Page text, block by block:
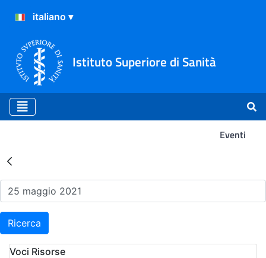
Istituto Superiore di Sanità
Eventi
Risultati della Ricerca -
Ricerca
Voci Risorse